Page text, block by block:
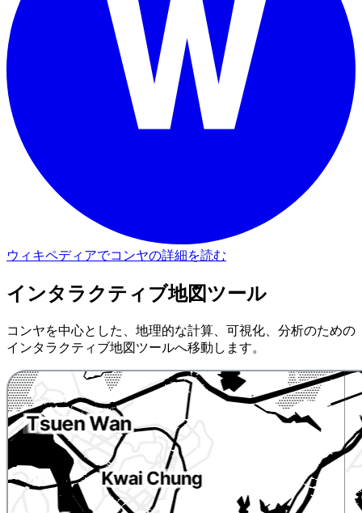
ウィキペディアでコンヤの詳細を読む
インタラクティブ地図ツール
コンヤを中心とした、地理的な計算、可視化、分析のための
インタラクティブ地図ツールへ移動します。